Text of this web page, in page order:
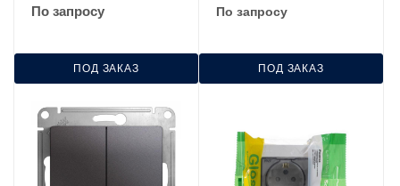
GSL000763
По запросу
ПОД ЗАКАЗ
GSL000753
По запросу
ПОД ЗАКАЗ